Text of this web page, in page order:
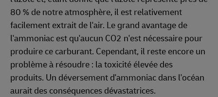
80 % de notre atmosphère, il est relativement
facilement extrait de l'air. Le grand avantage de
l'ammoniac est qu'aucun CO2 n'est nécessaire pour
produire ce carburant. Cependant, il reste encore un
problème à résoudre : la toxicité élevée des
produits. Un déversement d'ammoniac dans l'océan
aurait des conséquences dévastatrices.